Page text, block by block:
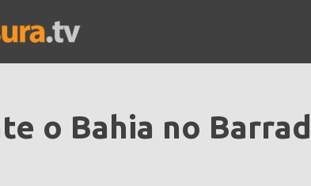
o Bahia no